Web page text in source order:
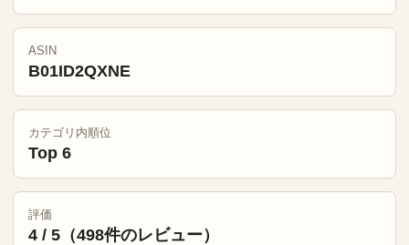
ASIN
B01ID2QXNE
カテゴリ内順位
Top 6
評価
4 / 5（498件のレビュー）